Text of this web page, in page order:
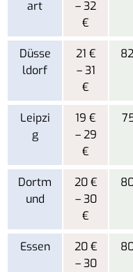
art
– 32
€
Düsse
ldorf
21 €
– 31
€
Leipzi
g
19 €
– 29
€
Dortm
und
20 €
– 30
€
Essen
20 €
– 30